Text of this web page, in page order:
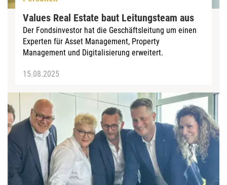
Values Real Estate baut Leitungsteam aus
Der Fondsinvestor hat die Geschäftsleitung um einen
Experten für Asset Management, Property
Management und Digitalisierung erweitert.
15.08.2025